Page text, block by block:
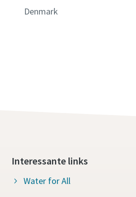
Denmark
Interessante links
Water for All